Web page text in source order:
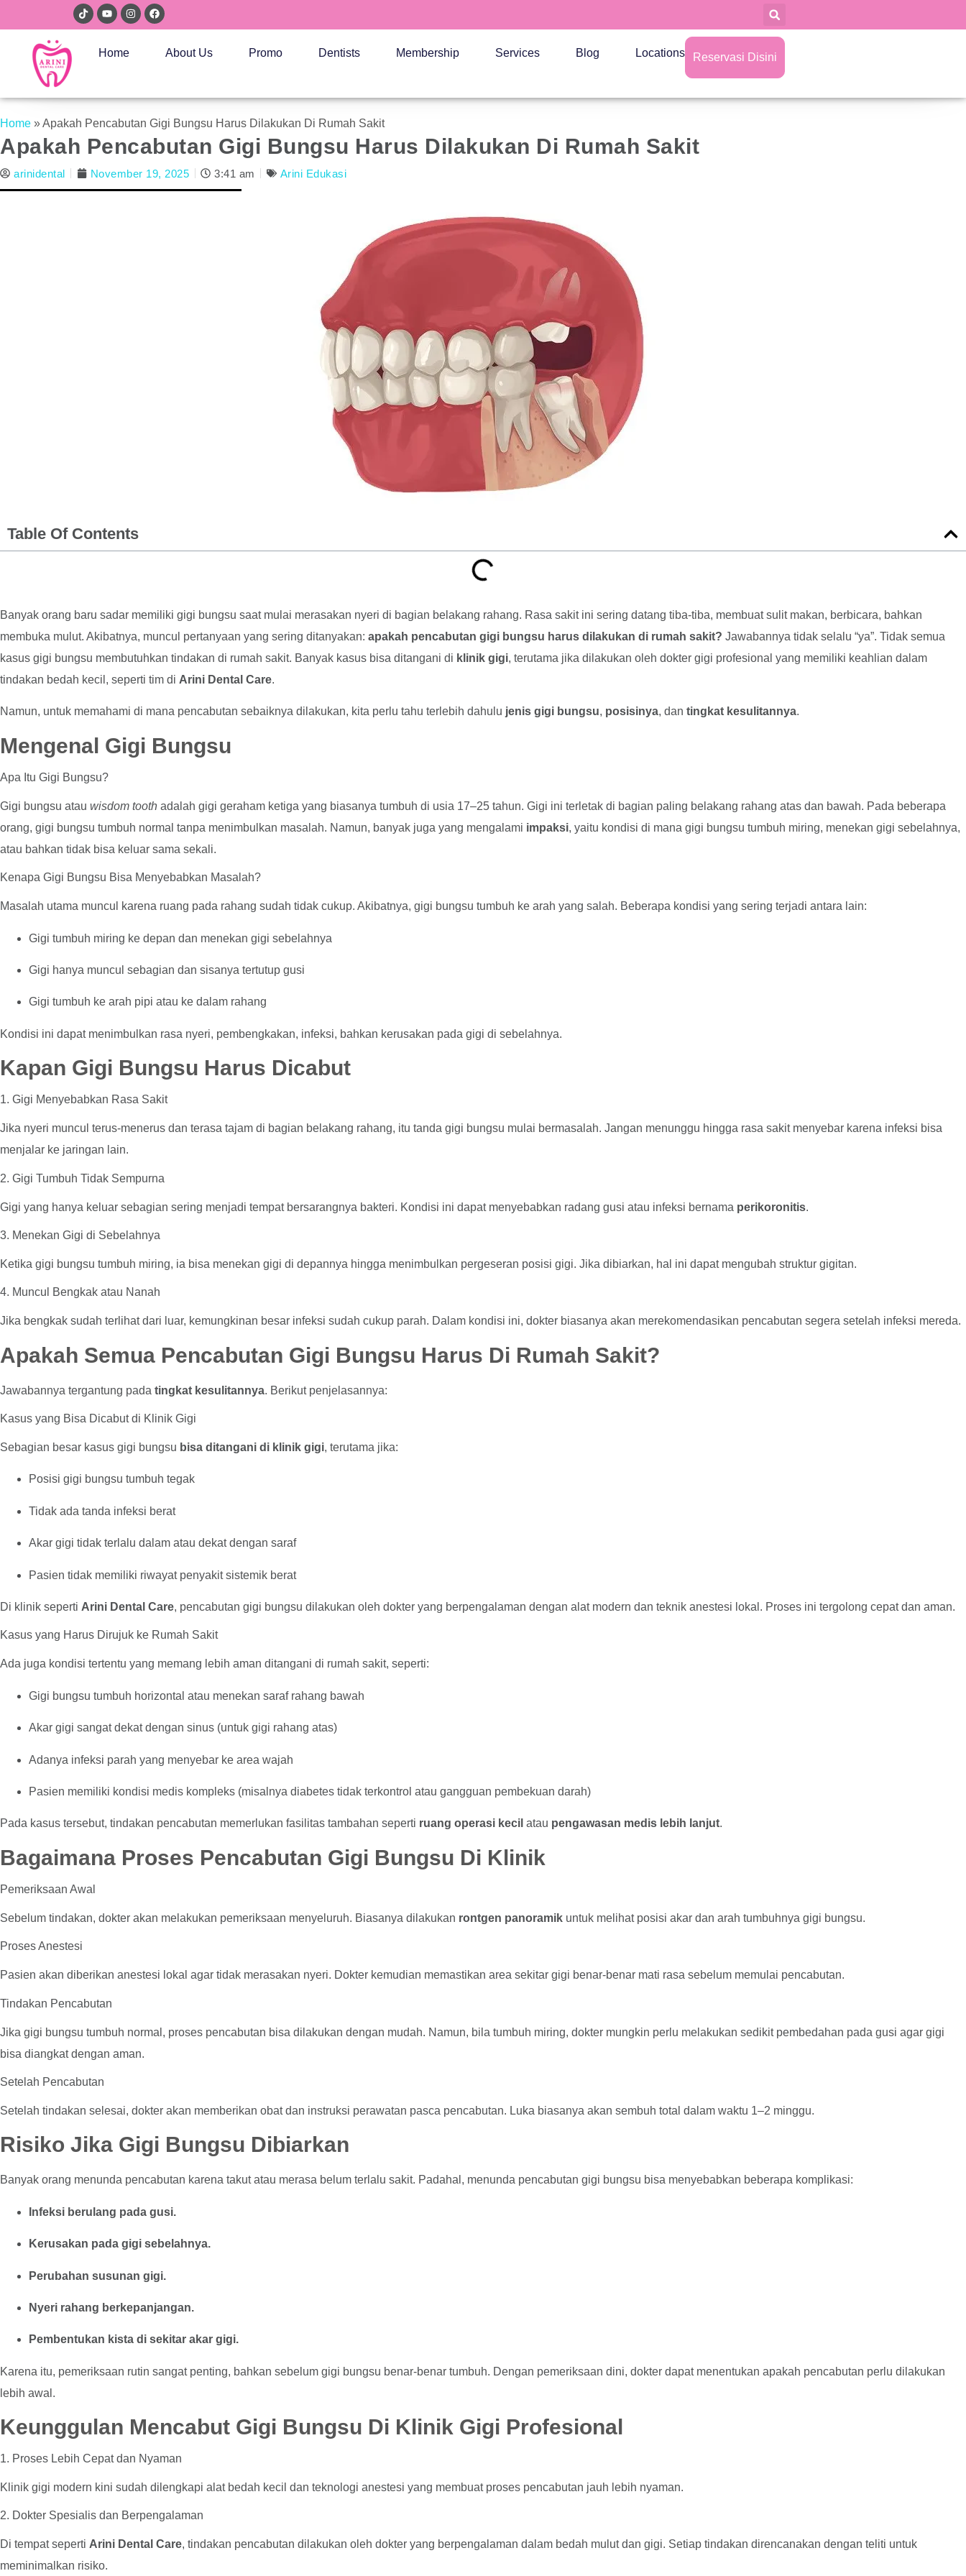
Home About Us Promo Dentists Membership Services Blog Locations Reservasi Disini
Home »Apakah Pencabutan Gigi Bungsu Harus Dilakukan Di Rumah Sakit
Apakah Pencabutan Gigi Bungsu Harus Dilakukan Di Rumah Sakit
arinidental November 19, 2025 3:41 am Arini Edukasi
Table Of Contents
Banyak orang baru sadar memiliki gigi bungsu saat mulai merasakan nyeri di bagian belakang rahang. Rasa sakit ini sering datang tiba-tiba, membuat sulit makan, berbicara, bahkan
membuka mulut. Akibatnya, muncul pertanyaan yang sering ditanyakan: apakah pencabutan gigi bungsu harus dilakukan di rumah sakit? Jawabannya tidak selalu “ya”. Tidak semua
kasus gigi bungsu membutuhkan tindakan di rumah sakit. Banyak kasus bisa ditangani di klinik gigi, terutama jika dilakukan oleh dokter gigi profesional yang memiliki keahlian dalam
tindakan bedah kecil, seperti tim di Arini Dental Care.
Namun, untuk memahami di mana pencabutan sebaiknya dilakukan, kita perlu tahu terlebih dahulu jenis gigi bungsu, posisinya, dan tingkat kesulitannya.
Mengenal Gigi Bungsu
Apa Itu Gigi Bungsu?
Gigi bungsu atau wisdom tooth adalah gigi geraham ketiga yang biasanya tumbuh di usia 17–25 tahun. Gigi ini terletak di bagian paling belakang rahang atas dan bawah. Pada beberapa
orang, gigi bungsu tumbuh normal tanpa menimbulkan masalah. Namun, banyak juga yang mengalami impaksi, yaitu kondisi di mana gigi bungsu tumbuh miring, menekan gigi sebelahnya,
atau bahkan tidak bisa keluar sama sekali.
Kenapa Gigi Bungsu Bisa Menyebabkan Masalah?
Masalah utama muncul karena ruang pada rahang sudah tidak cukup. Akibatnya, gigi bungsu tumbuh ke arah yang salah. Beberapa kondisi yang sering terjadi antara lain:
Gigi tumbuh miring ke depan dan menekan gigi sebelahnya
Gigi hanya muncul sebagian dan sisanya tertutup gusi
Gigi tumbuh ke arah pipi atau ke dalam rahang
Kondisi ini dapat menimbulkan rasa nyeri, pembengkakan, infeksi, bahkan kerusakan pada gigi di sebelahnya.
Kapan Gigi Bungsu Harus Dicabut
1. Gigi Menyebabkan Rasa Sakit
Jika nyeri muncul terus-menerus dan terasa tajam di bagian belakang rahang, itu tanda gigi bungsu mulai bermasalah. Jangan menunggu hingga rasa sakit menyebar karena infeksi bisa
menjalar ke jaringan lain.
2. Gigi Tumbuh Tidak Sempurna
Gigi yang hanya keluar sebagian sering menjadi tempat bersarangnya bakteri. Kondisi ini dapat menyebabkan radang gusi atau infeksi bernama perikoronitis.
3. Menekan Gigi di Sebelahnya
Ketika gigi bungsu tumbuh miring, ia bisa menekan gigi di depannya hingga menimbulkan pergeseran posisi gigi. Jika dibiarkan, hal ini dapat mengubah struktur gigitan.
4. Muncul Bengkak atau Nanah
Jika bengkak sudah terlihat dari luar, kemungkinan besar infeksi sudah cukup parah. Dalam kondisi ini, dokter biasanya akan merekomendasikan pencabutan segera setelah infeksi mereda.
Apakah Semua Pencabutan Gigi Bungsu Harus Di Rumah Sakit?
Jawabannya tergantung pada tingkat kesulitannya. Berikut penjelasannya:
Kasus yang Bisa Dicabut di Klinik Gigi
Sebagian besar kasus gigi bungsu bisa ditangani di klinik gigi, terutama jika:
Posisi gigi bungsu tumbuh tegak
Tidak ada tanda infeksi berat
Akar gigi tidak terlalu dalam atau dekat dengan saraf
Pasien tidak memiliki riwayat penyakit sistemik berat
Di klinik seperti Arini Dental Care, pencabutan gigi bungsu dilakukan oleh dokter yang berpengalaman dengan alat modern dan teknik anestesi lokal. Proses ini tergolong cepat dan aman.
Kasus yang Harus Dirujuk ke Rumah Sakit
Ada juga kondisi tertentu yang memang lebih aman ditangani di rumah sakit, seperti:
Gigi bungsu tumbuh horizontal atau menekan saraf rahang bawah
Akar gigi sangat dekat dengan sinus (untuk gigi rahang atas)
Adanya infeksi parah yang menyebar ke area wajah
Pasien memiliki kondisi medis kompleks (misalnya diabetes tidak terkontrol atau gangguan pembekuan darah)
Pada kasus tersebut, tindakan pencabutan memerlukan fasilitas tambahan seperti ruang operasi kecil atau pengawasan medis lebih lanjut.
Bagaimana Proses Pencabutan Gigi Bungsu Di Klinik
Pemeriksaan Awal
Sebelum tindakan, dokter akan melakukan pemeriksaan menyeluruh. Biasanya dilakukan rontgen panoramik untuk melihat posisi akar dan arah tumbuhnya gigi bungsu.
Proses Anestesi
Pasien akan diberikan anestesi lokal agar tidak merasakan nyeri. Dokter kemudian memastikan area sekitar gigi benar-benar mati rasa sebelum memulai pencabutan.
Tindakan Pencabutan
Jika gigi bungsu tumbuh normal, proses pencabutan bisa dilakukan dengan mudah. Namun, bila tumbuh miring, dokter mungkin perlu melakukan sedikit pembedahan pada gusi agar gigi
bisa diangkat dengan aman.
Setelah Pencabutan
Setelah tindakan selesai, dokter akan memberikan obat dan instruksi perawatan pasca pencabutan. Luka biasanya akan sembuh total dalam waktu 1–2 minggu.
Risiko Jika Gigi Bungsu Dibiarkan
Banyak orang menunda pencabutan karena takut atau merasa belum terlalu sakit. Padahal, menunda pencabutan gigi bungsu bisa menyebabkan beberapa komplikasi:
Infeksi berulang pada gusi.
Kerusakan pada gigi sebelahnya.
Perubahan susunan gigi.
Nyeri rahang berkepanjangan.
Pembentukan kista di sekitar akar gigi.
Karena itu, pemeriksaan rutin sangat penting, bahkan sebelum gigi bungsu benar-benar tumbuh. Dengan pemeriksaan dini, dokter dapat menentukan apakah pencabutan perlu dilakukan
lebih awal.
Keunggulan Mencabut Gigi Bungsu Di Klinik Gigi Profesional
1. Proses Lebih Cepat dan Nyaman
Klinik gigi modern kini sudah dilengkapi alat bedah kecil dan teknologi anestesi yang membuat proses pencabutan jauh lebih nyaman.
2. Dokter Spesialis dan Berpengalaman
Di tempat seperti Arini Dental Care, tindakan pencabutan dilakukan oleh dokter yang berpengalaman dalam bedah mulut dan gigi. Setiap tindakan direncanakan dengan teliti untuk
meminimalkan risiko.